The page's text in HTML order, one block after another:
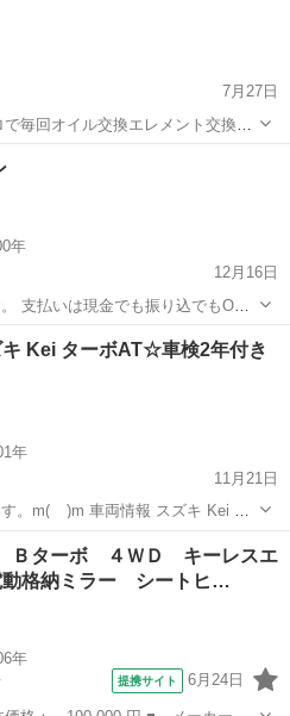
7月27日
毎回オイル交換エレメント交換を
車検は30年2月、残
年
12月16日
支払いは現金でも振り込でもOK
来ます。
ン
Kei ターボAT☆車検2年付き
年
11月21日
報 スズキ Kei 型
となります。 お気軽にお...
パール
Ｂターボ ４ＷＤ キーレスエ
格納ミラー シートヒ…
年
提携サイト 6月24日